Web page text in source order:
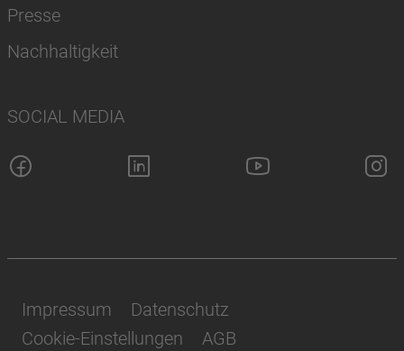
Presse
Nachhaltigkeit
SOCIAL MEDIA
Impressum
Datenschutz
Cookie-Einstellungen
AGB